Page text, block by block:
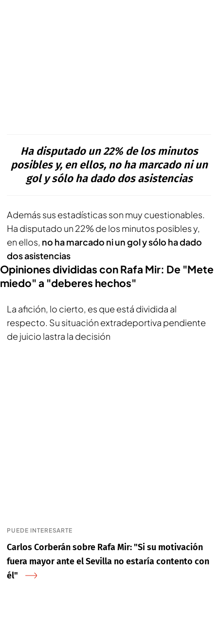
Ha disputado un 22% de los minutos
posibles y, en ellos, no ha marcado ni un
gol y sólo ha dado dos asistencias
Además sus estadísticas son muy cuestionables.
Ha disputado un 22% de los minutos posibles y,
en ellos, no ha marcado ni un gol y sólo ha dado
dos asistencias
Opiniones divididas con Rafa Mir: De "Mete
miedo" a "deberes hechos"
La afición, lo cierto, es que está dividida al
respecto. Su situación extradeportiva pendiente
de juicio lastra la decisión
PUEDE INTERESARTE
Carlos Corberán sobre Rafa Mir: "Si su motivación
fuera mayor ante el Sevilla no estaría contento con
él"